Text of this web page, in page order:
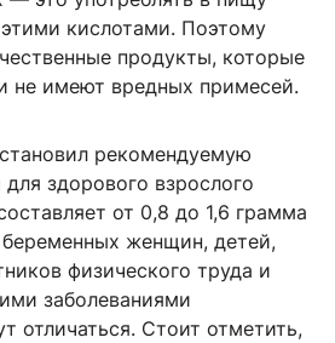
кислотами. Поэтому
продукты, которые
не имеют вредных примесей.
рекомендуемую
здорового взрослого
от 0,8 до 1,6 грамма
женщин, детей,
физического труда и
заболеваниями
отличаться. Стоит отметить,